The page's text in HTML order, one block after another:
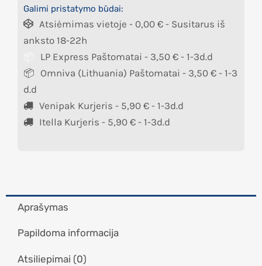
Galimi pristatymo būdai:
Atsiėmimas vietoje - 0,00 € - Susitarus iš
anksto 18-22h
LP Express Paštomatai - 3,50 € - 1-3d.d
Omniva (Lithuania) Paštomatai - 3,50 € - 1-3
d.d
Venipak Kurjeris - 5,90 € - 1-3d.d
Itella Kurjeris - 5,90 € - 1-3d.d
Aprašymas
Papildoma informacija
Atsiliepimai (0)